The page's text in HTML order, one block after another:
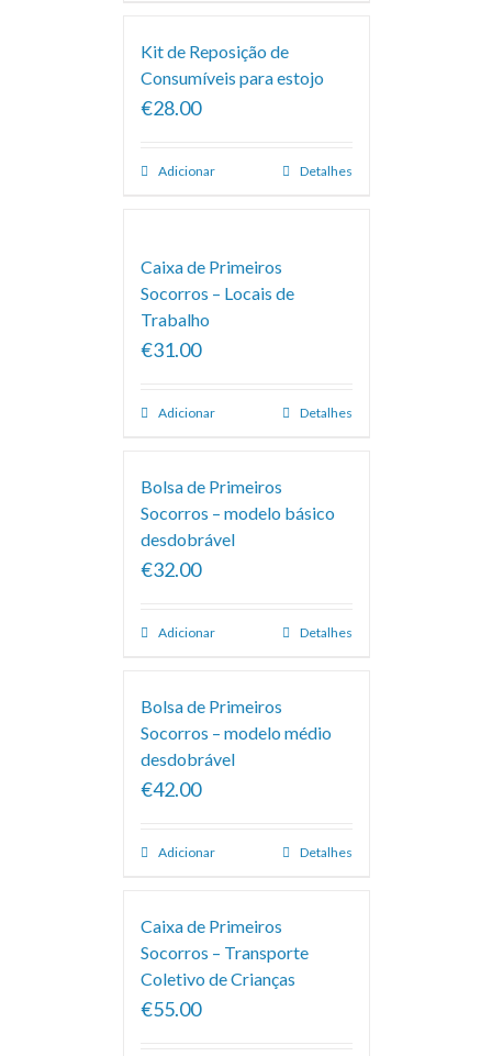
Kit de Reposição de
Consumíveis para estojo
€28.00
Adicionar Detalhes
Caixa de Primeiros
Socorros – Locais de
Trabalho
€31.00
Adicionar Detalhes
Bolsa de Primeiros
Socorros – modelo básico
desdobrável
€32.00
Adicionar Detalhes
Bolsa de Primeiros
Socorros – modelo médio
desdobrável
€42.00
Adicionar Detalhes
Caixa de Primeiros
Socorros – Transporte
Coletivo de Crianças
€55.00